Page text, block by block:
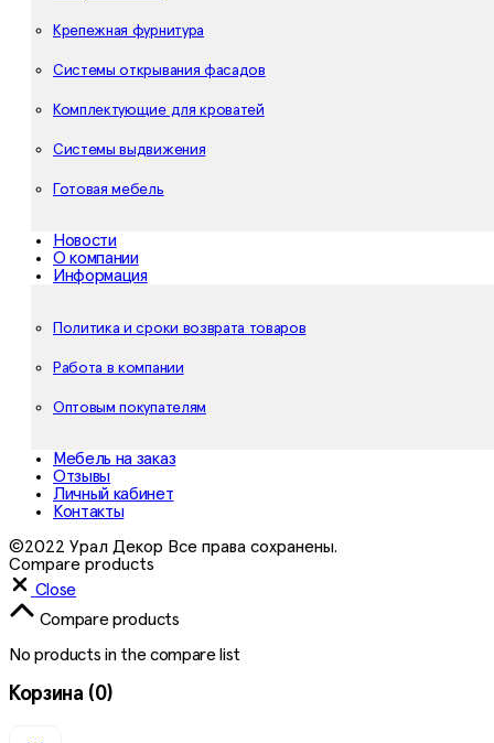
Крепежная фурнитура
Системы открывания фасадов
Комплектующие для кроватей
Системы выдвижения
Готовая мебель
Новости
О компании
Информация
Политика и сроки возврата товаров
Работа в компании
Оптовым покупателям
Мебель на заказ
Отзывы
Личный кабинет
Контакты
©2022 Урал Декор Все права сохранены.
Compare products
Close
Compare products
No products in the compare list
Корзина (0)